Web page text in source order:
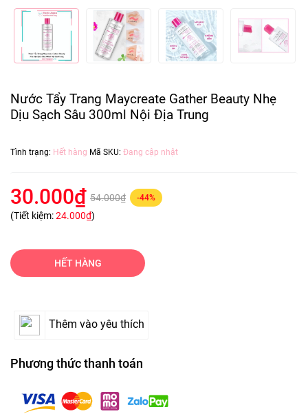
Nước Tẩy Trang Maycreate Gather Beauty Nhẹ
Dịu Sạch Sâu 300ml Nội Địa Trung
Tình trạng: Hết hàng Mã SKU: Đang cập nhật
30.000₫ 54.000₫ -44%
(Tiết kiệm:24.000₫)
HẾT HÀNG
Thêm vào yêu thích
Phương thức thanh toán